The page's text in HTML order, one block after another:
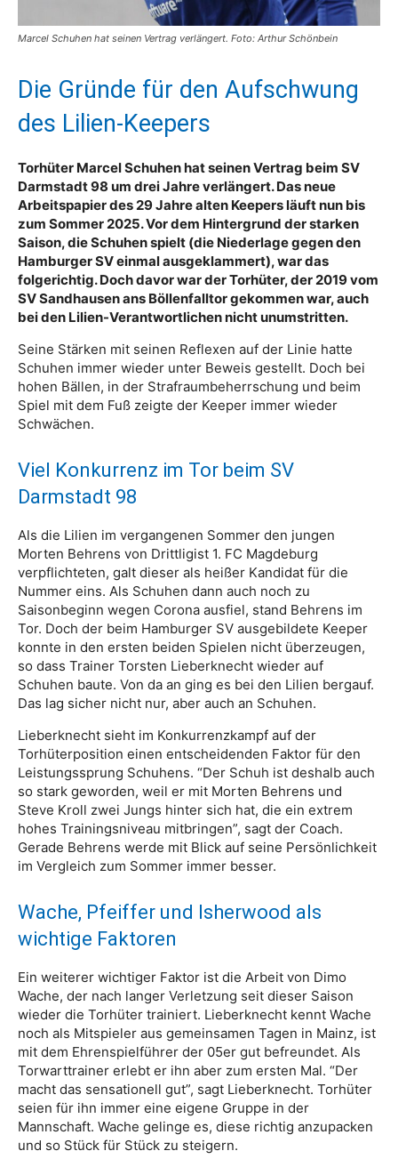
Marcel Schuhen hat seinen Vertrag verlängert. Foto: Arthur Schönbein
Die Gründe für den Aufschwung
des Lilien-Keepers
Torhüter Marcel Schuhen hat seinen Vertrag beim SV
Darmstadt 98 um drei Jahre verlängert. Das neue
Arbeitspapier des 29 Jahre alten Keepers läuft nun bis
zum Sommer 2025. Vor dem Hintergrund der starken
Saison, die Schuhen spielt (die Niederlage gegen den
Hamburger SV einmal ausgeklammert), war das
folgerichtig. Doch davor war der Torhüter, der 2019 vom
SV Sandhausen ans Böllenfalltor gekommen war, auch
bei den Lilien-Verantwortlichen nicht unumstritten.
Seine Stärken mit seinen Reflexen auf der Linie hatte
Schuhen immer wieder unter Beweis gestellt. Doch bei
hohen Bällen, in der Strafraumbeherrschung und beim
Spiel mit dem Fuß zeigte der Keeper immer wieder
Schwächen.
Viel Konkurrenz im Tor beim SV
Darmstadt 98
Als die Lilien im vergangenen Sommer den jungen
Morten Behrens von Drittligist 1. FC Magdeburg
verpflichteten, galt dieser als heißer Kandidat für die
Nummer eins. Als Schuhen dann auch noch zu
Saisonbeginn wegen Corona ausfiel, stand Behrens im
Tor. Doch der beim Hamburger SV ausgebildete Keeper
konnte in den ersten beiden Spielen nicht überzeugen,
so dass Trainer Torsten Lieberknecht wieder auf
Schuhen baute. Von da an ging es bei den Lilien bergauf.
Das lag sicher nicht nur, aber auch an Schuhen.
Lieberknecht sieht im Konkurrenzkampf auf der
Torhüterposition einen entscheidenden Faktor für den
Leistungssprung Schuhens. “Der Schuh ist deshalb auch
so stark geworden, weil er mit Morten Behrens und
Steve Kroll zwei Jungs hinter sich hat, die ein extrem
hohes Trainingsniveau mitbringen”, sagt der Coach.
Gerade Behrens werde mit Blick auf seine Persönlichkeit
im Vergleich zum Sommer immer besser.
Wache, Pfeiffer und Isherwood als
wichtige Faktoren
Ein weiterer wichtiger Faktor ist die Arbeit von Dimo
Wache, der nach langer Verletzung seit dieser Saison
wieder die Torhüter trainiert. Lieberknecht kennt Wache
noch als Mitspieler aus gemeinsamen Tagen in Mainz, ist
mit dem Ehrenspielführer der 05er gut befreundet. Als
Torwarttrainer erlebt er ihn aber zum ersten Mal. “Der
macht das sensationell gut”, sagt Lieberknecht. Torhüter
seien für ihn immer eine eigene Gruppe in der
Mannschaft. Wache gelinge es, diese richtig anzupacken
und so Stück für Stück zu steigern.